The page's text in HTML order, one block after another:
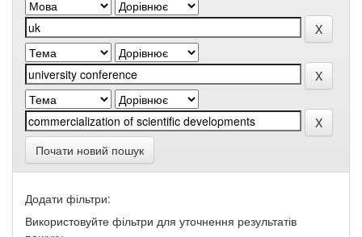
Почати новий пошук
Додати фільтри:
Використовуйте фільтри для уточнення результатів